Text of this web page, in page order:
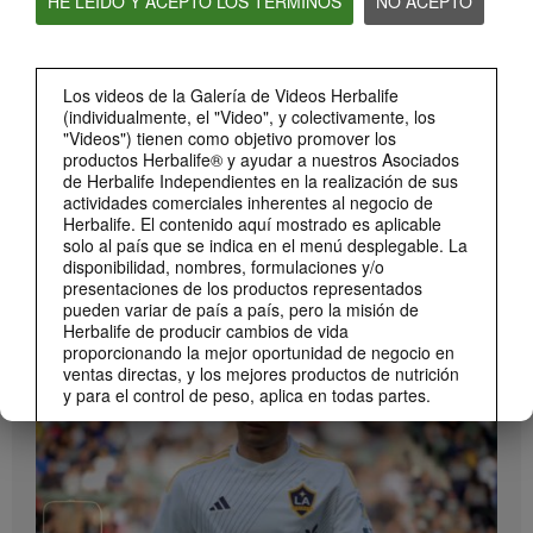
Los videos de la Galería de Videos Herbalife
(individualmente, el "Video", y colectivamente, los
"Videos") tienen como objetivo promover los
productos Herbalife® y ayudar a nuestros Asociados
de Herbalife Independientes en la realización de sus
actividades comerciales inherentes al negocio de
Herbalife. El contenido aquí mostrado es aplicable
solo al país que se indica en el menú desplegable. La
disponibilidad, nombres, formulaciones y/o
presentaciones de los productos representados
pueden variar de país a país, pero la misión de
Herbalife de producir cambios de vida
proporcionando la mejor oportunidad de negocio en
ventas directas, y los mejores productos de nutrición
y para el control de peso, aplica en todas partes.
Los Videos podrían incluir las experiencias del
volumen de ventas acumulado, o reseñas de
ingresos adquiridos, de Asociados de Herbalife
Independientes de diferentes niveles del Plan de
Ventas y Mercadeo en diversos países. Estos
Bioniq GO: Conoce los productos
Cómo tomar Bioniq GO
Descubre las diferentes formas de usar Bioniq GO.
MARCA Y PATROCINIOS Ver Todos